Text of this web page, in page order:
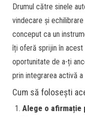
Drumul către sinele
vindecare și
conceput ca un
îți oferă sprijin în
oportunitate de a-ți
prin integrarea activă a
Cum să folosești
Alege o afirmație